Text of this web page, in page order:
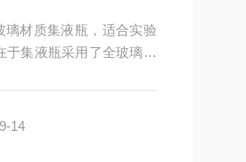
璃材质集液瓶，适合实验
于集液瓶采用了全玻璃材
14